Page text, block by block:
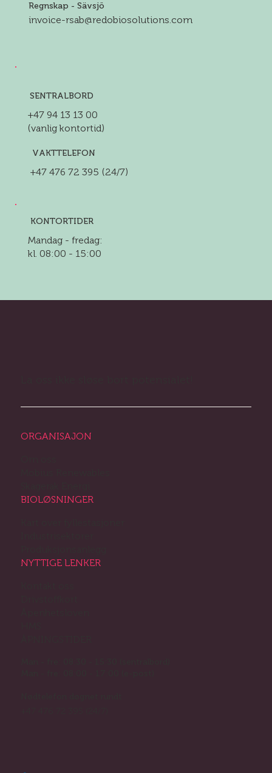
KONTORTIDER
Mandag - fredag:
kl. 08:00 - 15:00
Regnskap - Sävsjö
invoice-rsab@redobiosolutions.com
SENTRALBORD
+47 94 13 13 00
(vanlig kontortid)
VAKTTELEFON
+47 476 72 395 (24/7)
ORGANISAJON
BIOLØSNINGER
NYTTIGE LENKER